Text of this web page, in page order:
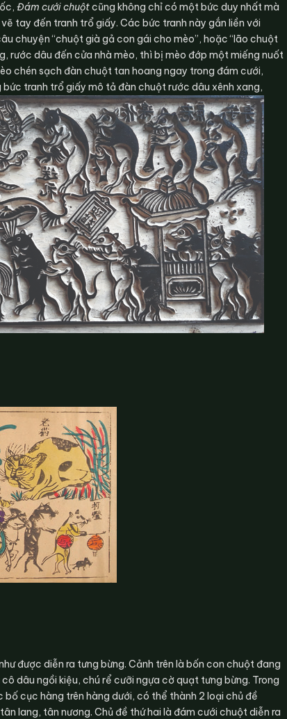
Đám cưới chuộtcũng không chỉ có một bức duy nhất mà
tay đến tranh trổ giấy. Các bức tranh này gắn liền với
chuyện “chuột già gả con gái cho mèo”, hoặc “lão chuột
rước dâu đến cửa nhà mèo, thì bị mèo đớp một miếng nuốt
chén sạch đàn chuột tan hoang ngay trong đám cưới,
tranh trổ giấy mô tả đàn chuột rước dâu xênh xang,
được diễn ra tưng bừng. Cảnh trên là bốn con chuột đang
dâu ngồi kiệu, chú rể cưỡi ngựa cờ quạt tưng bừng. Trong
cục hàng trên hàng dưới, có thể thành 2 loại chủ đề
lang, tân nương. Chủ đề thứ hai là đám cưới chuột diễn ra